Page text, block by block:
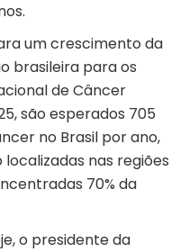
um crescimento da
brasileira para os
de Câncer
são esperados 705
no Brasil por ano,
nas regiões
70% da
o presidente da